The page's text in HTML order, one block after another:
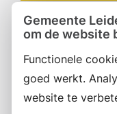
Gemeente
om de website
Functionele
goed werkt.
website te
Facebook
RSS